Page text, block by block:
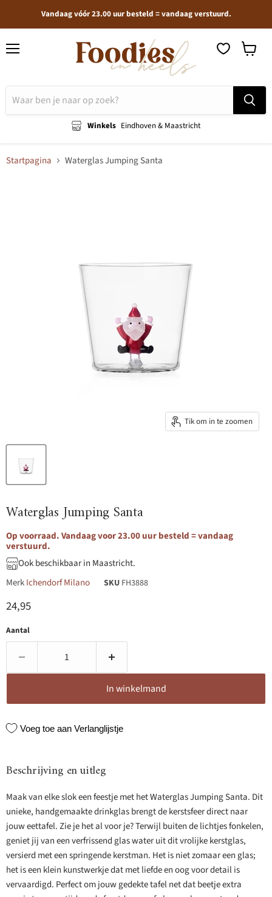
Vandaag vóór 23.00 uur besteld = vandaag verstuurd.
Winkels Eindhoven & Maastricht
Startpagina Waterglas Jumping Santa
Tik om in te zoomen
Waterglas Jumping Santa
Op voorraad. Vandaag voor 23.00 uur besteld = vandaag
verstuurd.
Ook beschikbaar in Maastricht.
MerkIchendorf Milano SKU FH3888
Huidige prijs
24,95
Aantal
In winkelmand
Voeg toe aan Verlanglijstje
Beschrijving en uitleg
Maak van elke slok een feestje met het Waterglas Jumping Santa. Dit
unieke, handgemaakte drinkglas brengt de kerstsfeer direct naar
jouw eettafel. Zie je het al voor je? Terwijl buiten de lichtjes fonkelen,
geniet jij van een verfrissend glas water uit dit vrolijke kerstglas,
versierd met een springende kerstman. Het is niet zomaar een glas;
het is een klein kunstwerkje dat met liefde en oog voor detail is
vervaardigd. Perfect om jouw gedekte tafel net dat beetje extra